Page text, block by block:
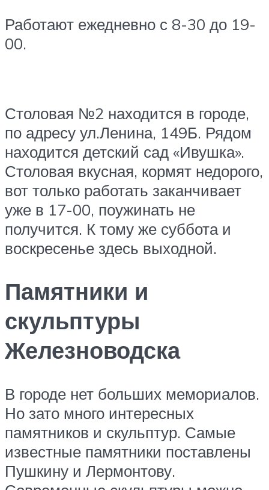
Работают ежедневно с 8-30 до 19-
00.
Столовая №2 находится в городе,
по адресу ул.Ленина, 149Б. Рядом
находится детский сад «Ивушка».
Столовая вкусная, кормят недорого,
вот только работать заканчивает
уже в 17-00, поужинать не
получится. К тому же суббота и
воскресенье здесь выходной.
Памятники и
скульптуры
Железноводска
В городе нет больших мемориалов.
Но зато много интересных
памятников и скульптур. Самые
известные памятники поставлены
Пушкину и Лермонтову.